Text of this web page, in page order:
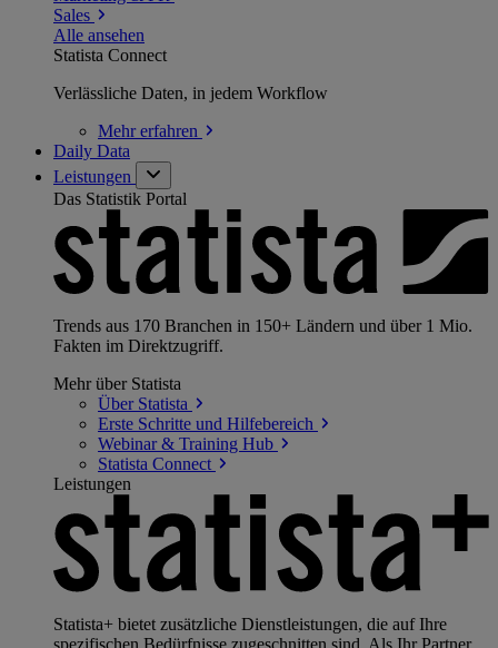
Sales
Alle ansehen
Statista Connect
Verlässliche Daten, in jedem Workflow
Mehrerfahren
Daily Data
Leistungen
Das Statistik Portal
Trends aus 170 Branchen in 150+ Ländern und über 1 Mio.
Fakten im Direktzugriff.
Mehr über Statista
Über Statista
Erste Schritte und Hilfebereich
Webinar & Training Hub
Statista Connect
Leistungen
Statista+ bietet zusätzliche Dienstleistungen, die auf Ihre
spezifischen Bedürfnisse zugeschnitten sind. Als Ihr Partner